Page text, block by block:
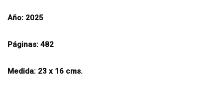
Año: 2025
Páginas: 482
Medida: 23 x 16 cms.